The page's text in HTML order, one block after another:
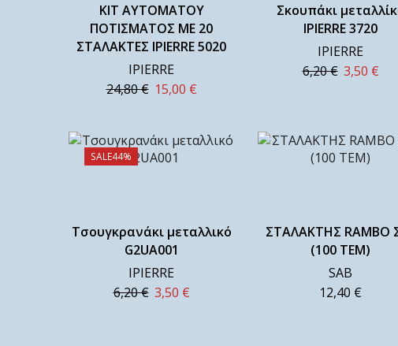
ΚΙΤ ΑΥΤΟΜΑΤΟΥ
ΠΟΤΙΣΜΑΤΟΣ ΜΕ 20
ΣΤΑΛΑΚΤΕΣ IPIERRE 5020
IPIERRE
24,80€ 15,00 €
Σκουπάκι
IPIERRE 3720
IPIERRE
6,20€ 3,50 €
SALE44%
Τσουγκρανάκι μεταλλικό
G2UA001
IPIERRE
6,20€ 3,50 €
ΣΤΑΛΑΚΤΗΣ RAMBO
(100 ΤΕΜ)
SAB
12,40 €